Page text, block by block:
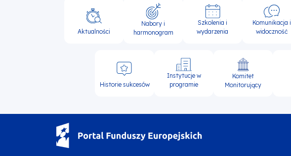
Główna
nawigacja
Aktualności
Nabory i
harmonogram
Szkolenia i
wydarzenia
Komunikacja i
widoczność
Historie sukcesów
Instytucje w
programie
Komitet
Monitorujący